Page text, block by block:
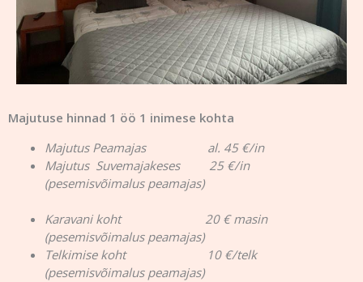
Majutuse hinnad 1 öö 1 inimese kohta
Majutus Peamajas al. 45 €/in
Majutus Suvemajakeses 25 €/in
(pesemisvõimalus peamajas)
Karavani koht 20 € masin
(pesemisvõimalus peamajas)
Telkimise koht 10 €/telk
(pesemisvõimalus peamajas)